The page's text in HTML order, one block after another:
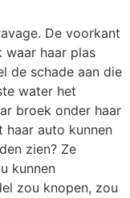
De voorkant
waar haar plas
de schade aan die
water het
broek onder haar
auto kunnen
zien? Ze
kunnen
zou knopen, zou